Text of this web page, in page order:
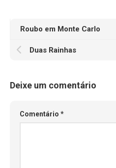
Roubo em Monte Carlo
Duas Rainhas
Deixe um comentário
Comentário *